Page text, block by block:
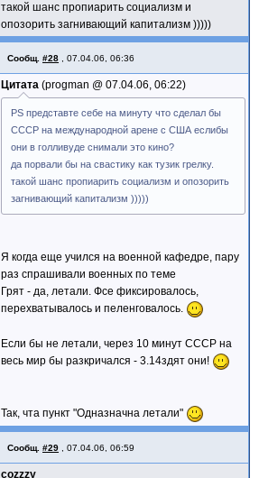
такой шанс пропиарить социализм и
опозорить загнивающий капитализм )))))
Сообщ. #28 07.04.06, 06:36
Цитата progman @ 07.04.06, 06:22
PS представте себе на минуту что сделал бы
СССР на международной арене с США еслибы
они в голливуде снимали это кино?
да порвали бы на свастику как тузик грелку.
такой шанс пропиарить социализм и опозорить
загнивающий капитализм )))))
Я когда еще учился на военной кафедре, пару
раз спрашивали военных по теме
Грят - да, летали. Фсе фиксировалось,
перехватывалось и пеленговалось.
Если бы не летали, через 10 минут СССР на
весь мир бы разкричался - 3.14здят они!
Так, чта пункт "Одназначна летали"
Сообщ. #29 07.04.06, 06:59
cozzzy